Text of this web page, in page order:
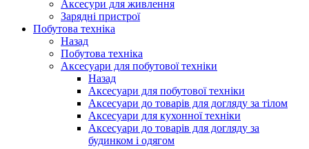
Аксесури для живлення
Зарядні пристрої
Побутова техніка
Назад
Побутова техніка
Аксесуари для побутової техніки
Назад
Аксесуари для побутової техніки
Аксесуари до товарів для догляду за тілом
Аксесуари для кухонної техніки
Аксесуари до товарів для догляду за
будинком і одягом